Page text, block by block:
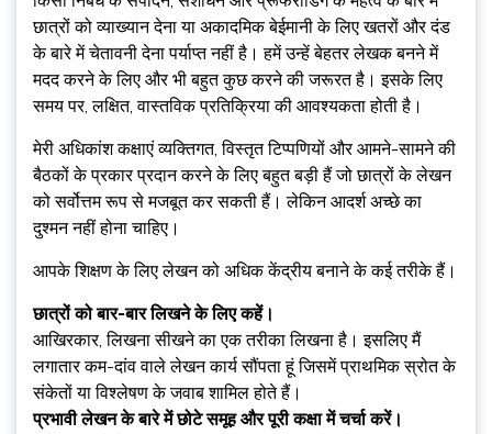
छात्रों को व्याख्यान देना या अकादमिक बेईमानी के लिए खतरों और दंड
के बारे में चेतावनी देना पर्याप्त नहीं है। हमें उन्हें बेहतर लेखक बनने में
मदद करने के लिए और भी बहुत कुछ करने की जरूरत है। इसके लिए
समय पर, लक्षित, वास्तविक प्रतिक्रिया की आवश्यकता होती है।
मेरी अधिकांश कक्षाएं व्यक्तिगत, विस्तृत टिप्पणियों और आमने-सामने की
बैठकों के प्रकार प्रदान करने के लिए बहुत बड़ी हैं जो छात्रों के लेखन
को सर्वोत्तम रूप से मजबूत कर सकती हैं। लेकिन आदर्श अच्छे का
दुश्मन नहीं होना चाहिए।
आपके शिक्षण के लिए लेखन को अधिक केंद्रीय बनाने के कई तरीके हैं।
छात्रों को बार-बार लिखने के लिए कहें।
आखिरकार, लिखना सीखने का एक तरीका लिखना है। इसलिए मैं
लगातार कम-दांव वाले लेखन कार्य सौंपता हूं जिसमें प्राथमिक स्रोत के
संकेतों या विश्लेषण के जवाब शामिल होते हैं।
प्रभावी लेखन के बारे में छोटे समूह और पूरी कक्षा में चर्चा करें।